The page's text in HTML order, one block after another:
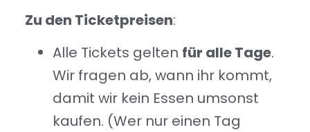
Zu den Ticketpreisen:
Alle Tickets gelten für alle Tage.
Wir fragen ab, wann ihr kommt,
damit wir kein Essen umsonst
kaufen. (Wer nur einen Tag